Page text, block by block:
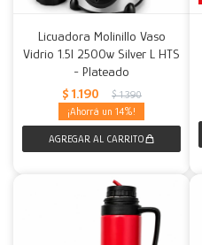
Licuadora Molinillo Vaso
Vidrio 1.5l 2500w Silver L HTS
- Plateado
$ 1.190 $ 1.390
14